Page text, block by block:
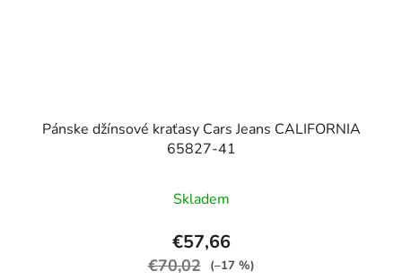
Pánske džínsové kraťasy Cars Jeans CALIFORNIA
65827-41
Skladem
€57,66
€70,02 (–17 %)